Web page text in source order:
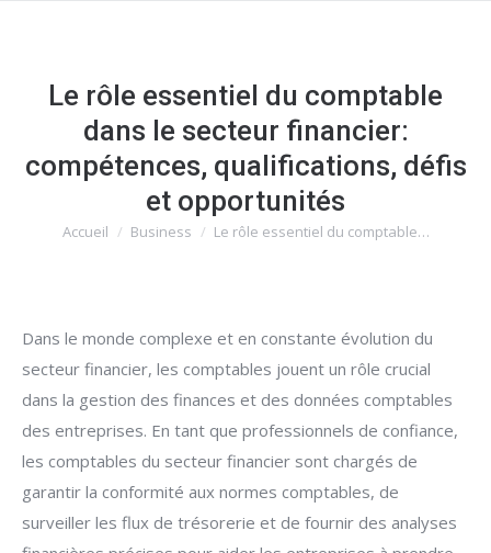
Le rôle essentiel du comptable
dans le secteur financier:
compétences, qualifications, défis
et opportunités
Vous êtes ici :
Accueil Business Le rôle essentiel du comptable…
Dans le monde complexe et en constante évolution du
secteur financier, les comptables jouent un rôle crucial
dans la gestion des finances et des données comptables
des entreprises. En tant que professionnels de confiance,
les comptables du secteur financier sont chargés de
garantir la conformité aux normes comptables, de
surveiller les flux de trésorerie et de fournir des analyses